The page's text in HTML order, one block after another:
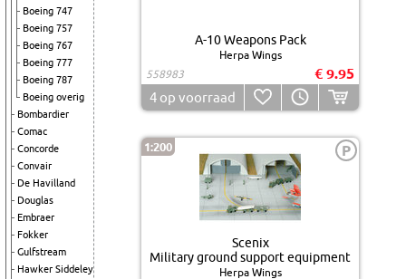
Boeing 747
Boeing 757
Boeing 767
Boeing 777
Boeing 787
Boeing overig
Bombardier
Comac
Concorde
Convair
De Havilland
Douglas
Embraer
Fokker
Gulfstream
Hawker Siddeley
A-10 Weapons Pack
Herpa Wings
558983
€ 9.95
4 op voorraad
1:200 P
Scenix
Military ground support equipment
Herpa Wings